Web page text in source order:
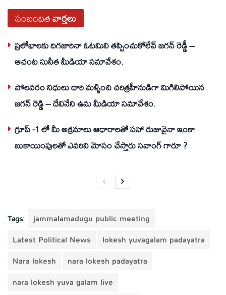
సంబంధితవార్తలు
ప్రలోభాలకు దిగజారినా ఓటమిని తప్పించుకోలేవ్ జగన్ రెడ్డీ –
ఆచంట సునీత మీడియా సమావేశం.
పోలవరం నిధులు దారి మళ్ళించి చరిత్రహీనుడిగా మిగిలిపోయిన
జగన్ రెడ్డి – దేవినేని ఉమ మీడియా సమావేశం.
గ్రూప్ -1 లో మీ అక్రమాలు ఆధారాలతో సహా రుజువైనా ఇంకా
బుకాయింపులతో ఎవరిని మోసం చేస్తారు సవాంగ్ గారూ ?
Tags: jammalamadugu public meeting
Latest Political News
lokesh yuvagalam padayatra
Nara lokesh
nara lokesh padayatra
nara lokesh yuva galam live